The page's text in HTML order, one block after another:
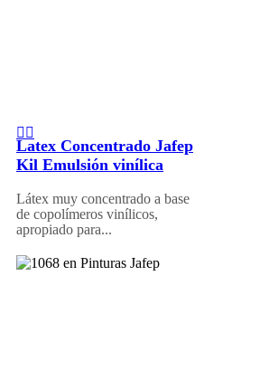
Latex Concentrado Jafep
Kil Emulsión vinílica
Látex muy concentrado a base
de copolímeros vinílicos,
apropiado para...